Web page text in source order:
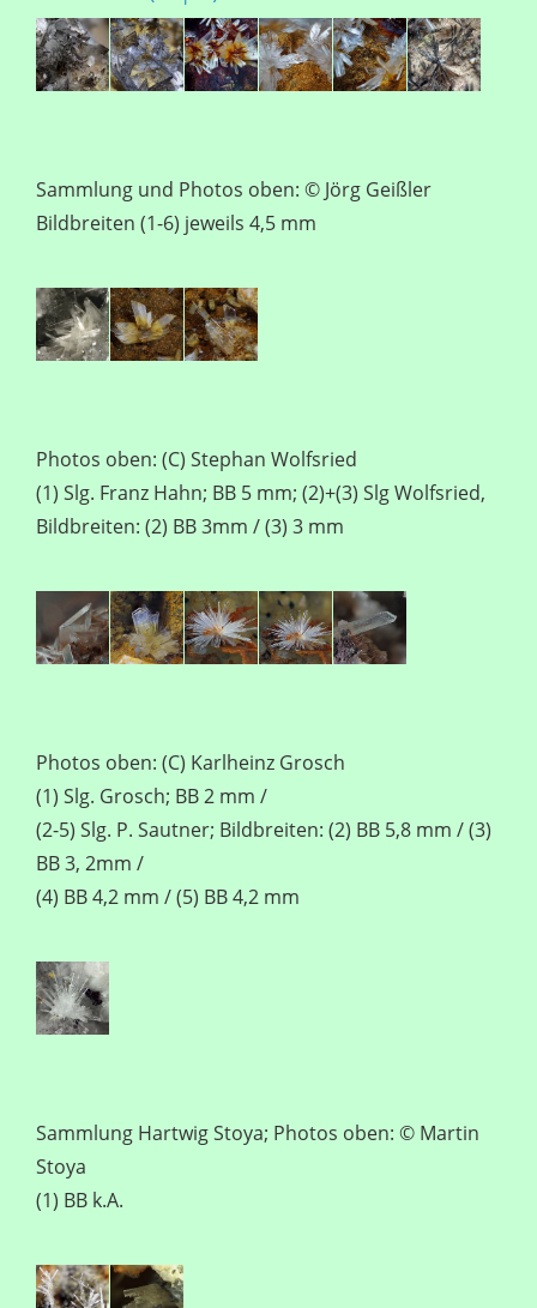
Sammlung und Photos oben: © Jörg Geißler
Bildbreiten (1-6) jeweils 4,5 mm
Photos oben: (C) Stephan Wolfsried
(1) Slg. Franz Hahn; BB 5 mm; (2)+(3) Slg Wolfsried,
Bildbreiten: (2) BB 3mm / (3) 3 mm
Photos oben: (C) Karlheinz Grosch
(1) Slg. Grosch; BB 2 mm /
(2-5) Slg. P. Sautner; Bildbreiten: (2) BB 5,8 mm / (3)
BB 3, 2mm /
(4) BB 4,2 mm / (5) BB 4,2 mm
Sammlung Hartwig Stoya; Photos oben: © Martin
Stoya
(1) BB k.A.